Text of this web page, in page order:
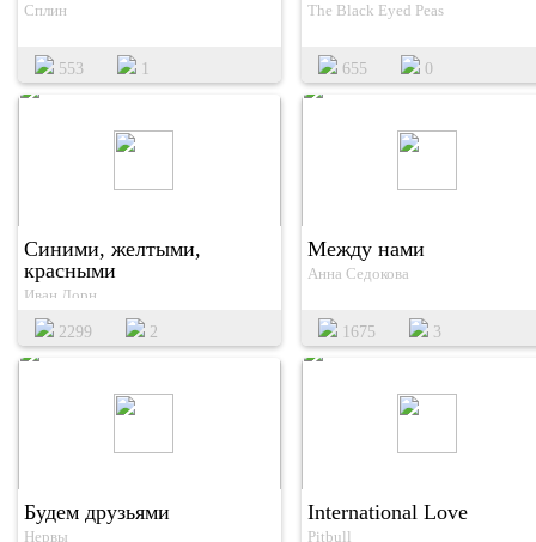
Сплин
553 1
The Black Eyed Peas
655 0
Синими, желтыми,
красными
Иван Дорн
2299 2
Между нами
Анна Седокова
1675 3
Будем друзьями
Нервы
International Love
Pitbull